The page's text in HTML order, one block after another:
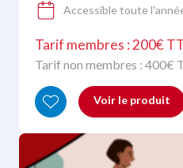
Accessible toute
Tarif membres : 200€
Tarif non membres : 400€
Voir le produit